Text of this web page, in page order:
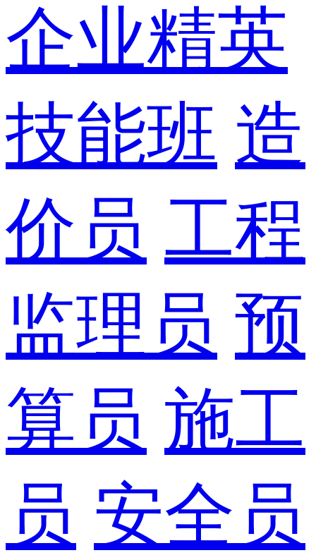
企业精英
技能班 造
价员 工程
监理员 预
算员 施工
员 安全员